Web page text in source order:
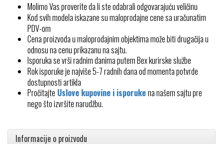
Molimo Vas proverite da li ste odabrali odgovarajuću veličinu
Kod svih modela iskazane su maloprodajne cene sa uračunatim
PDV-om
Cena proizvoda u maloprodajnim objektima može biti drugačija u
odnosu na cenu prikazanu na sajtu.
Isporuka se vrši radnim danima putem Bex kurirske službe
Rok isporuke je najviše 5-7 radnih dana od momenta potvrde
dostupnosti artikla
Pročitajte Uslove kupovine i isporukena našem sajtu pre
nego što izvršite narudžbu.
Informacije o proizvodu